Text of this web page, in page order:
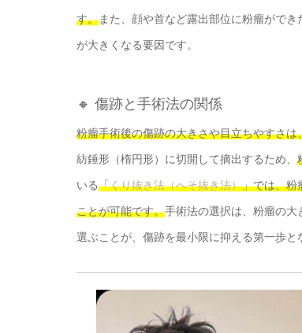
す。また、顔や首など露出部位に粉瘤がで
が大きくなる要因です。
🔸 傷跡と手術法の関係
粉瘤手術後の傷跡の大きさや目立ちやすさ
紡錘形（楕円形）に切開して摘出するため、
いる「くり抜き法（へそ抜き法）」では、粉
ことが可能です。手術法の選択は、粉瘤の
選ぶことが、傷跡を最小限に抑える第一歩と